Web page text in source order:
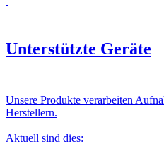
Unterstützte Geräte
Unsere Produkte verarbeiten
Herstellern.
Aktuell sind dies: